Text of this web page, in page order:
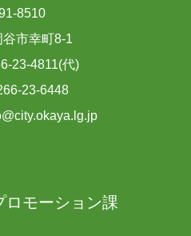
8510
市幸町8-1
23-4811(代)
23-6448
ロモーション課